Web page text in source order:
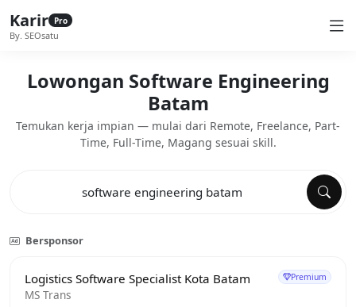
Karir Pro
By. SEOsatu
Lowongan Software Engineering
Batam
Temukan kerja impian — mulai dari Remote, Freelance, Part-
Time, Full-Time, Magang sesuai skill.
Bersponsor
Logistics Software Specialist Kota Batam
MS Trans
Premium